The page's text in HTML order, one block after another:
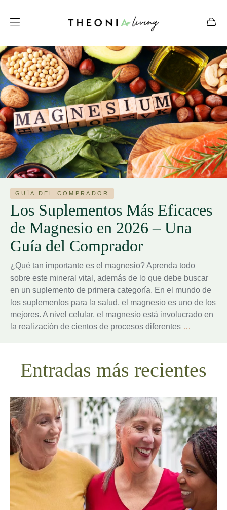
Theonia
Living
Blog
GUÍA DEL COMPRADOR
Los Suplementos Más Eficaces
de Magnesio en 2026 – Una
Guía del Comprador
¿Qué tan importante es el magnesio? Aprenda todo
sobre este mineral vital, además de lo que debe buscar
en un suplemento de primera categoría. En el mundo de
los suplementos para la salud, el magnesio es uno de los
mejores. A nivel celular, el magnesio está involucrado en
la realización de cientos de procesos diferentes …
de
en
2026
–
Una
Guía
del
Entradas más recientes